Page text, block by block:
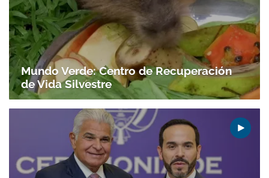
Mundo Verde: Centro de Recuperación
de Vida Silvestre